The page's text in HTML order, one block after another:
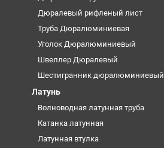
Дюралевый рифленый лист
Труба Дюралюминиевая
Уголок Дюралюминиевый
Швеллер Дюралевый
Шестигранник дюралюминиевый
Латунь
Волноводная латунная труба
Катанка латунная
Латунная втулка